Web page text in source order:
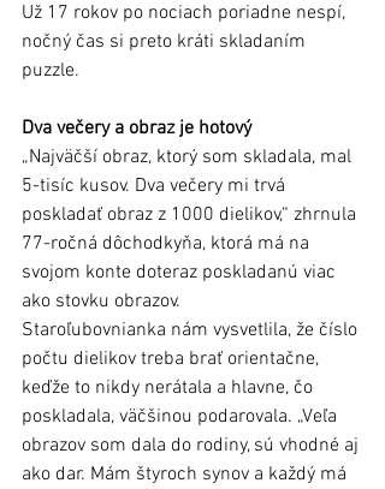
Už 17 rokov po nociach poriadne nespí,
nočný čas si preto kráti skladaním
puzzle.
Dva večery a obraz je hotový
„Najväčší obraz, ktorý som skladala, mal
5-tisíc kusov. Dva večery mi trvá
poskladať obraz z 1000 dielikov,“ zhrnula
77-ročná dôchodkyňa, ktorá má na
svojom konte doteraz poskladanú viac
ako stovku obrazov.
Staroľubovnianka nám vysvetlila, že číslo
počtu dielikov treba brať orientačne,
keďže to nikdy nerátala a hlavne, čo
poskladala, väčšinou podarovala. „Veľa
obrazov som dala do rodiny, sú vhodné aj
ako dar. Mám štyroch synov a každý má